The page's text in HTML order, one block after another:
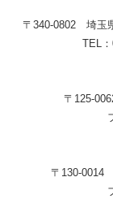
〒340-0802 埼玉
TEL
〒125-
〒130-0014